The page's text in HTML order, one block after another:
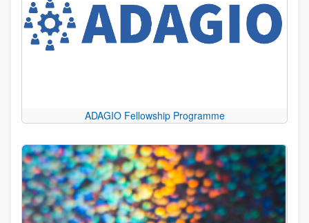
ADAGIO Fellowship Programme